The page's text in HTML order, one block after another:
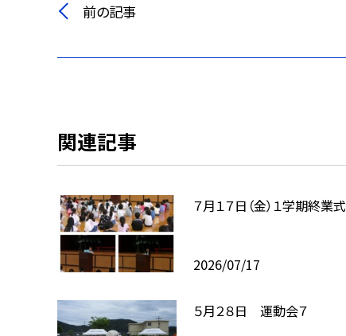
前の記事
関連記事
７月１７日（金）１学期終業式
2026/07/17
５月２８日 運動会７